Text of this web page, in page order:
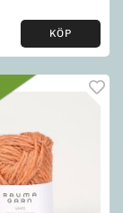
KÖP